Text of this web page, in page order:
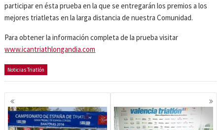
participar en ésta prueba en la que se entregarán los premios a los
mejores triatletas en la larga distancia de nuestra Comunidad.
Para obtener la información completa de la prueba visitar
www.icantriathlongandia.com
Noticias Triatlón
Navegación
de
entradas